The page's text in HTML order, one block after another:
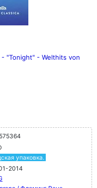
- "Tonight" - Welthits von
упаковка.
2014